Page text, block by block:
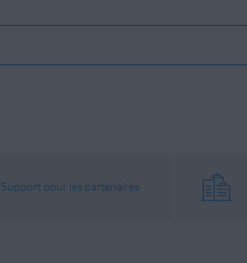
Support pour les partenaires